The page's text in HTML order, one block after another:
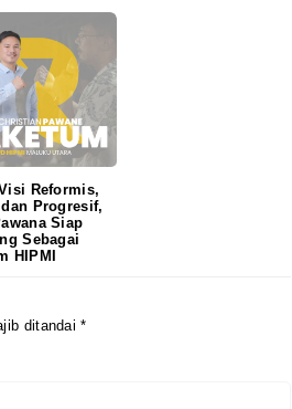
Reformis,
Progresif,
Siap
Sebagai
HIPMI
ditandai*